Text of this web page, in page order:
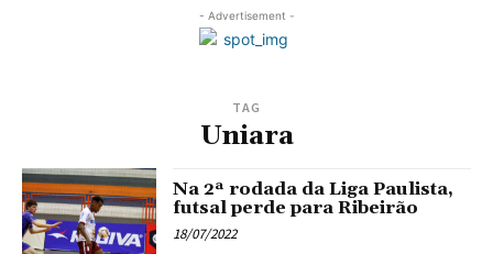
- Advertisement -
TAG
Uniara
Na 2ª rodada da Liga Paulista,
futsal perde para Ribeirão
18/07/2022